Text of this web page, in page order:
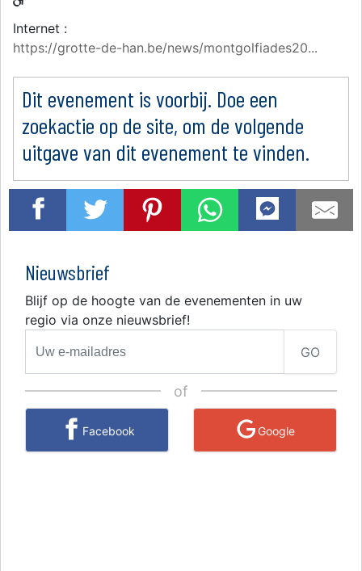
Internet :
https://grotte-de-han.be/news/montgolfiades20...
Dit evenement is voorbij. Doe een
zoekactie op de site, om de volgende
uitgave van dit evenement te vinden.
Nieuwsbrief
Blijf op de hoogte van de evenementen in uw
regio via onze nieuwsbrief!
GO
of
Facebook Google